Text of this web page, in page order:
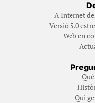
A Internet
Versió 5.0
Web en
Qui